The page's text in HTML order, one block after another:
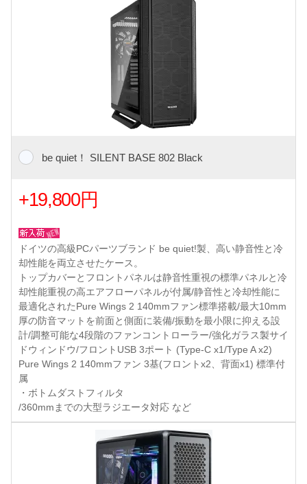
be quiet！ SILENT BASE 802 Black
+19,800円
ドイツの高級PCパーツブランド be quiet!製、高い静音性と冷
却性能を両立させたケース。
トップカバーとフロントパネルは静音性重視の標準パネルと冷
却性能重視の高エアフローパネルが付属/静音性と冷却性能に
最適化されたPure Wings 2 140mmファン標準搭載/最大10mm
厚の防音マットを前面と側面に装備/振動を最小限に抑える設
計/調整可能な4段階のファンコントローラー/強化ガラス製サイ
ドウィンドウ/フロントUSB 3ポート (Type-C x1/Type A x2)
Pure Wings 2 140mmファン 3基(フロントx2、背面x1) 標準付
属
・ボトムダストフィルタ
/360mmまでの大型ラジエータ対応 など